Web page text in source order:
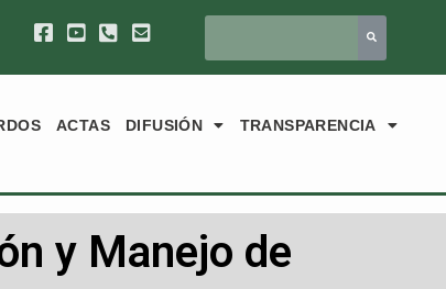
ACTAS DIFUSIÓN TRANSPARENCIA
y Manejo de